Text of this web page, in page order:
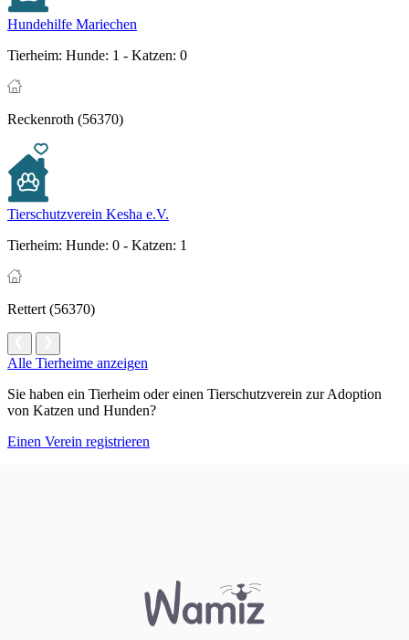
Hundehilfe Mariechen
Tierheim: Hunde: 1 - Katzen: 0
Reckenroth (56370)
Tierschutzverein Kesha e.V.
Tierheim: Hunde: 0 - Katzen: 1
Rettert (56370)
Alle Tierheime anzeigen
Sie haben ein Tierheim oder einen Tierschutzverein zur Adoption
von Katzen und Hunden?
Einen Verein registrieren